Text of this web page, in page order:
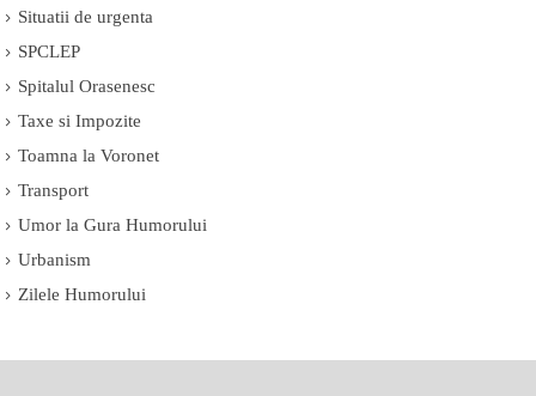
Situatii de urgenta
SPCLEP
Spitalul Orasenesc
Taxe si Impozite
Toamna la Voronet
Transport
Umor la Gura Humorului
Urbanism
Zilele Humorului